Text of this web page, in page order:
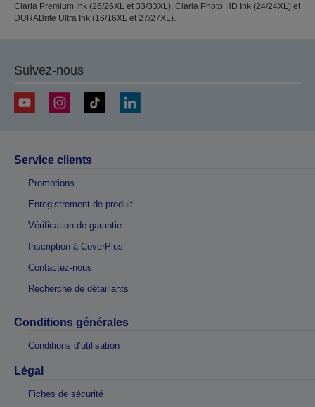
Claria Premium Ink (26/26XL et 33/33XL), Claria Photo HD Ink (24/24XL) et
DURABrite Ultra Ink (16/16XL et 27/27XL).
Suivez-nous
Service clients
Promotions
Enregistrement de produit
Vérification de garantie
Inscription à CoverPlus
Contactez-nous
Recherche de détaillants
Conditions générales
Conditions d’utilisation
Légal
Fiches de sécurité